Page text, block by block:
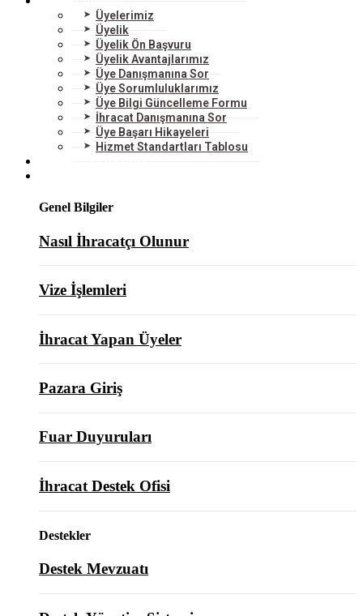
Üyelerimiz
Üyelik
Üyelik Ön Başvuru
Üyelik Avantajlarımız
Üye Danışmanına Sor
Üye Sorumluluklarımız
Üye Bilgi Güncelleme Formu
İhracat Danışmanına Sor
Üye Başarı Hikayeleri
Hizmet Standartları Tablosu
Genel Bilgiler
Nasıl İhracatçı Olunur
Vize İşlemleri
İhracat Yapan Üyeler
Pazara Giriş
Fuar Duyuruları
İhracat Destek Ofisi
Destekler
Destek Mevzuatı